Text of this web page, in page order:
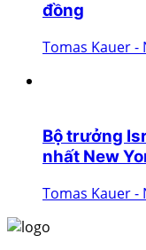
đồng
Tomas Kauer
Bộ trưởng
nhất New
Tomas Kauer